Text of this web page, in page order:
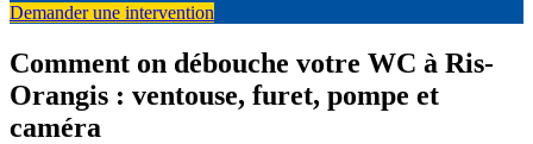
Demander une intervention
Comment on débouche votre WC à Ris-
Orangis : ventouse, furet, pompe et
caméra